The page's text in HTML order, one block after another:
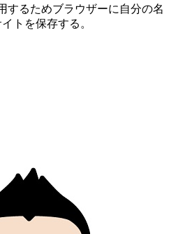
するためブラウザーに自分の名
トを保存する。